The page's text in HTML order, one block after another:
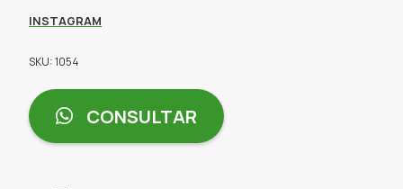
INSTAGRAM
SKU: 1054
CONSULTAR